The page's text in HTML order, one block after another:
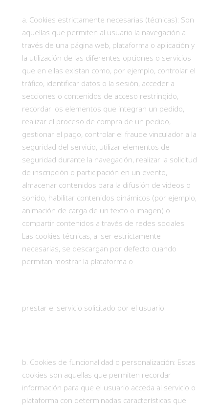
Cookies estrictamente necesarias (técnicas): Son
aquellas que permiten al usuario la navegación a
través de una página web, plataforma o aplicación y
la utilización de las diferentes opciones o servicios
que en ellas existan como, por ejemplo, controlar el
tráfico, identificar datos o la sesión, acceder a
secciones o contenidos de acceso restringido,
recordar los elementos que integran un pedido,
realizar el proceso de compra de un pedido,
gestionar el pago, controlar el fraude vinculador a la
seguridad del servicio, utilizar elementos de
seguridad durante la navegación, realizar la solicitud
de inscripción o participación en un evento,
almacenar contenidos para la difusión de videos o
sonido, habilitar contenidos dinámicos (por ejemplo,
animación de carga de un texto o imagen) o
compartir contenidos a través de redes sociales.
Las cookies técnicas, al ser estrictamente
necesarias, se descargan por defecto cuando
permitan mostrar la plataforma o
prestar el servicio solicitado por el usuario.
Cookies de funcionalidad o personalización: Estas
cookies son aquellas que permiten recordar
información para que el usuario acceda al servicio o
plataforma con determinadas características que